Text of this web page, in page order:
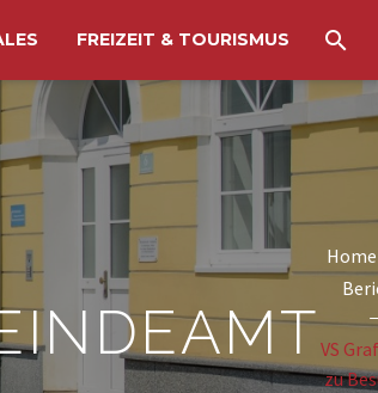
FREIZEIT & TOURISMUS
Home
VS
zu